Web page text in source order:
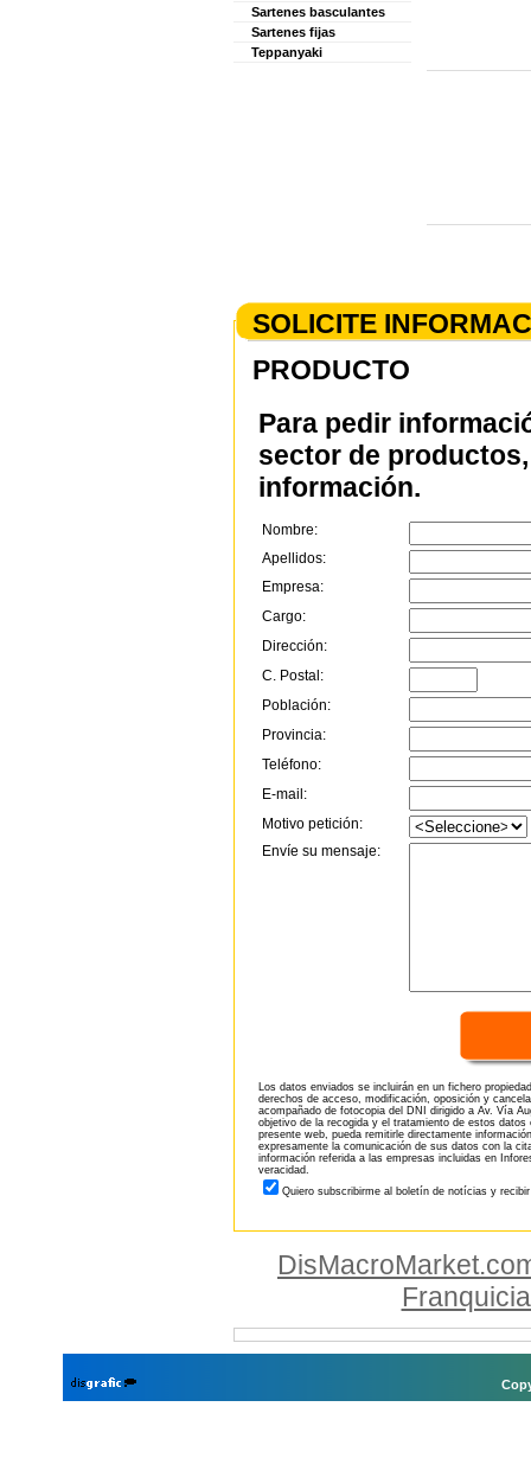
Sartenes basculantes
Sartenes fijas
Teppanyaki
SOLICITE
PRODUCTO
Para pedir
sector de
información.
Nombre:
Apellidos:
Empresa:
Cargo:
Dirección:
C. Postal:
Población:
Provincia:
Teléfono:
E-mail:
Motivo petición:
Envíe su mensaje:
Los datos enviados se incluirán en un fichero
derechos de acceso, modificación, oposición y
acompañado de fotocopia del DNI dirigido a Av. Vía
objetivo de la recogida y el tratamiento de estos
presente web, pueda remitirle directamente
expresamente la comunicación de sus datos con la
información referida a las empresas incluidas en
veracidad.
Quiero subscribirme al boletín de notícias y